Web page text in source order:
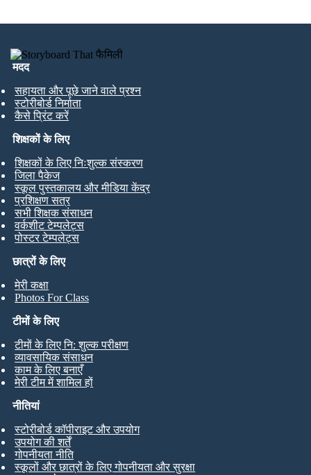
मदद
सहायता और पूछे जाने वाले प्रश्न
स्टोरीबोर्ड निर्माता
कैसे प्रिंट करें
छात्रों के लिए
मेरी कक्षा
Photos For Class
शिक्षकों के लिए
शिक्षकों के लिए निःशुल्क संस्करण
जिला पैकेज
स्कूल पुस्तकालय और मीडिया केंद्र
प्रशिक्षण सत्र
सभी शिक्षक संसाधन
वर्कशीट टेम्पलेट्स
पोस्टर टेम्पलेट्स
टीमों के लिए
टीमों के लिए नि: शुल्क परीक्षण
व्यावसायिक संसाधन
काम के लिए बनाएँ
मेरी टीम में शामिल हों
नीतियां
स्टोरीबोर्ड कॉपीराइट और उपयोग
उपयोग की शर्तें
गोपनीयता नीति
स्कूलों और छात्रों के लिए गोपनीयता और सुरक्षा